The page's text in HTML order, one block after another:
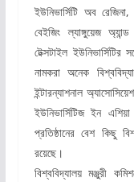
ইউনিভার্সিটি অব
বেইজিং ল্যাঙ্গুয়েজ
টেক্সটাইল
নামকরা অনেক
ইন্টারন্যাশনাল
ইউনিভার্সিটিজ ইন
প্রতিষ্ঠানের বেশ কিছু
রয়েছে।
বিশ্ববিদ্যালয় মঞ্জুরী